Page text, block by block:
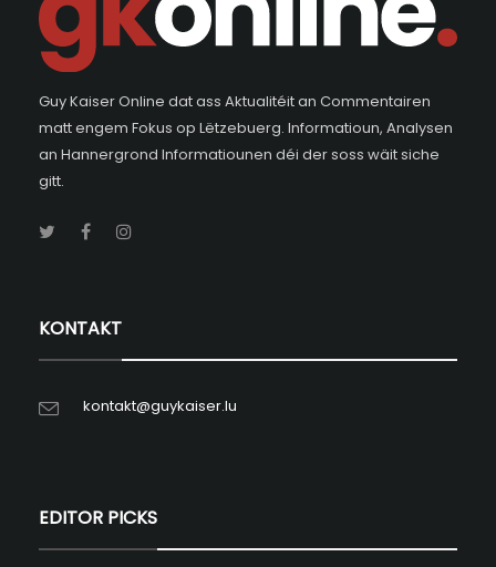
Guy Kaiser Online dat ass Aktualitéit an Commentairen
matt engem Fokus op Lëtzebuerg. Informatioun, Analysen
an Hannergrond Informatiounen déi der soss wäit siche
gitt.
KONTAKT
kontakt@guykaiser.lu
EDITOR PICKS